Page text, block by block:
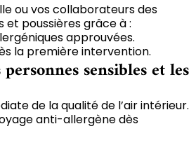
ou vos collaborateurs des
et poussières grâce à :
approuvées.
la première intervention.
sensibles et les
de la qualité de l’air intérieur.
anti-allergène dès